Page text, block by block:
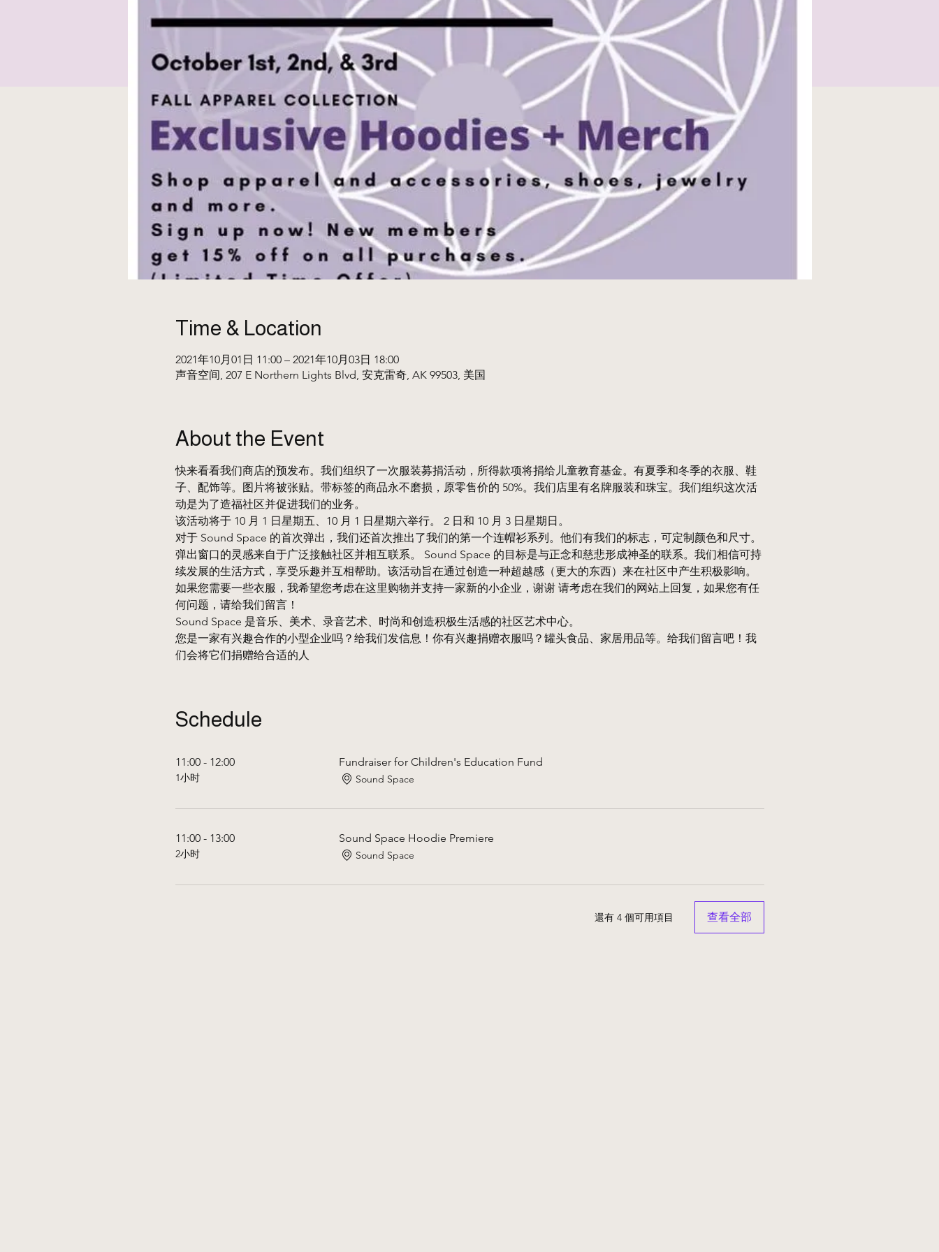
Time & Location
2021年10月01日 11:00 – 2021年10月03日 18:00
声音空间, 207 E Northern Lights Blvd, 安克雷奇, AK 99503, 美国
About the Event
快来看看我们商店的预发布。我们组织了一次服装募捐活动，所得款项将捐给儿童教育基金。有夏季和冬季的衣服、鞋
子、配饰等。图片将被张贴。带标签的商品永不磨损，原零售价的 50%。我们店里有名牌服装和珠宝。我们组织这次活
动是为了造福社区并促进我们的业务。
该活动将于 10 月 1 日星期五、10 月 1 日星期六举行。 2 日和 10 月 3 日星期日。
对于 Sound Space 的首次弹出，我们还首次推出了我们的第一个连帽衫系列。他们有我们的标志，可定制颜色和尺寸。
弹出窗口的灵感来自于广泛接触社区并相互联系。 Sound Space 的目标是与正念和慈悲形成神圣的联系。我们相信可持
续发展的生活方式，享受乐趣并互相帮助。该活动旨在通过创造一种超越感（更大的东西）来在社区中产生积极影响。
如果您需要一些衣服，我希望您考虑在这里购物并支持一家新的小企业，谢谢 请考虑在我们的网站上回复，如果您有任
何问题，请给我们留言！
Sound Space 是音乐、美术、录音艺术、时尚和创造积极生活感的社区艺术中心。
您是一家有兴趣合作的小型企业吗？给我们发信息！你有兴趣捐赠衣服吗？罐头食品、家居用品等。给我们留言吧！我
们会将它们捐赠给合适的人
Schedule
11:00 - 12:00
1小时
Fundraiser for Children's Education Fund
Sound Space
11:00 - 13:00
2小时
Sound Space Hoodie Premiere
Sound Space
還有 4 個可用項目 查看全部